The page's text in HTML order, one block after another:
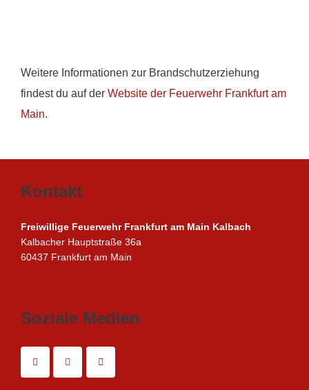
Weitere Informationen zur Brandschutzerziehung
findest du auf der Website der Feuerwehr Frankfurt am
Main.
Kontakt
Freiwillige Feuerwehr Frankfurt am Main Kalbach
Kalbacher Hauptstraße 36a
60437 Frankfurt am Main
Soziale Medien